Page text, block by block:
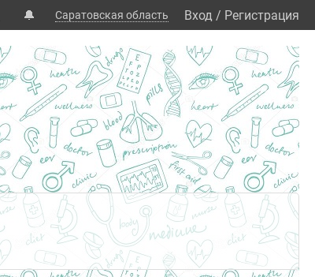
🔔 Саратовская область Вход / Регистрация